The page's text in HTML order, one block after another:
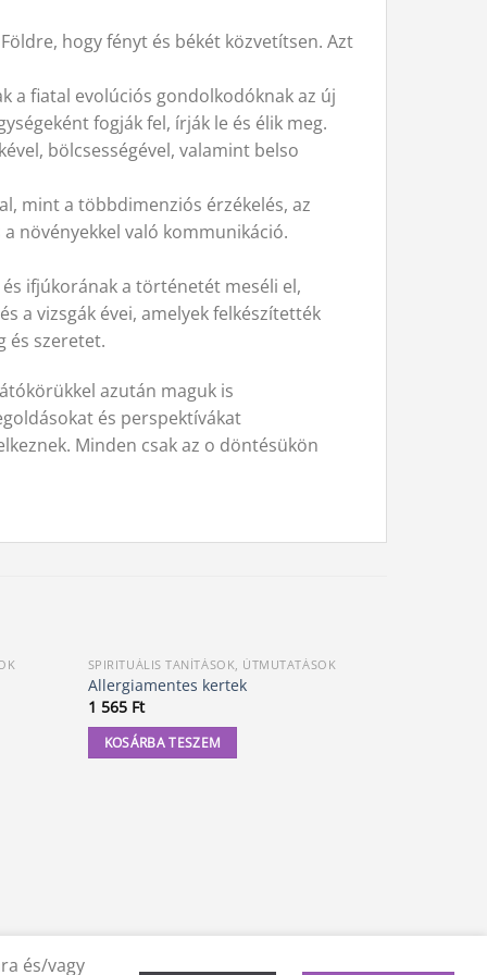
hogy fényt és békét közvetítsen. Azt
a fiatal evolúciós gondolkodóknak az új
fogják fel, írják le és élik meg.
bölcsességével, valamint belso
mint a többdimenziós érzékelés, az
növényekkel való kommunikáció.
ifjúkorának a történetét meséli el,
a vizsgák évei, amelyek felkészítették
és szeretet.
azután maguk is
és perspektívákat
Minden csak az o döntésükön
SPIRITUÁLIS TANÍTÁSOK, ÚTMUTATÁSOK
Allergiamentes kertek
1 565 Ft
KOSÁRBA TESZEM
és/vagy